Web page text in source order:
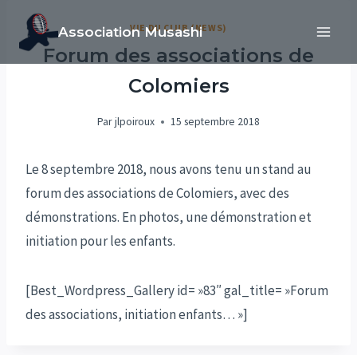
contenu
Association Musashi
VIE DU CLUB (NEWS)
Forum des associations de
Colomiers
Par jlpoiroux 15 septembre 2018
Le 8 septembre 2018, nous avons tenu un stand au
forum des associations de Colomiers, avec des
démonstrations. En photos, une démonstration et
initiation pour les enfants.
[Best_Wordpress_Gallery id= »83″ gal_title= »Forum
des associations, initiation enfants… »]